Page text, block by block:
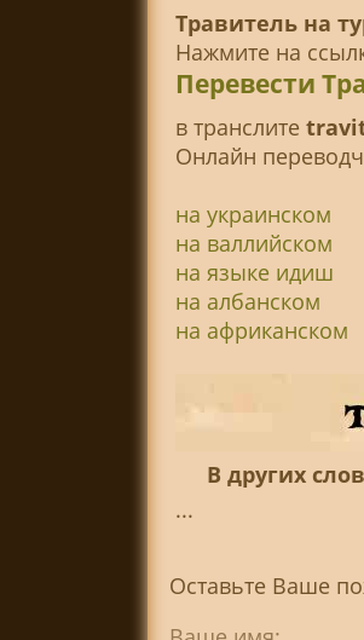
Травитель на
Нажмите на
Перевести
в транслитe
Онлайн
на украинском
на валлийском
на языке идиш
на албанском
на африканском
В других
...
Оставьте Ваше